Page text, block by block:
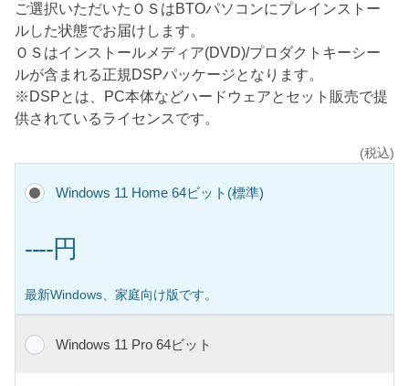
ご選択いただいたＯＳはBTOパソコンにプレインストー
ルした状態でお届けします。
ＯＳはインストールメディア(DVD)/プロダクトキーシー
ルが含まれる正規DSPパッケージとなります。
※DSPとは、PC本体などハードウェアとセット販売で提
供されているライセンスです。
(税込)
Windows 11 Home 64ビット(標準)
----円
最新Windows、家庭向け版です。
Windows 11 Pro 64ビット